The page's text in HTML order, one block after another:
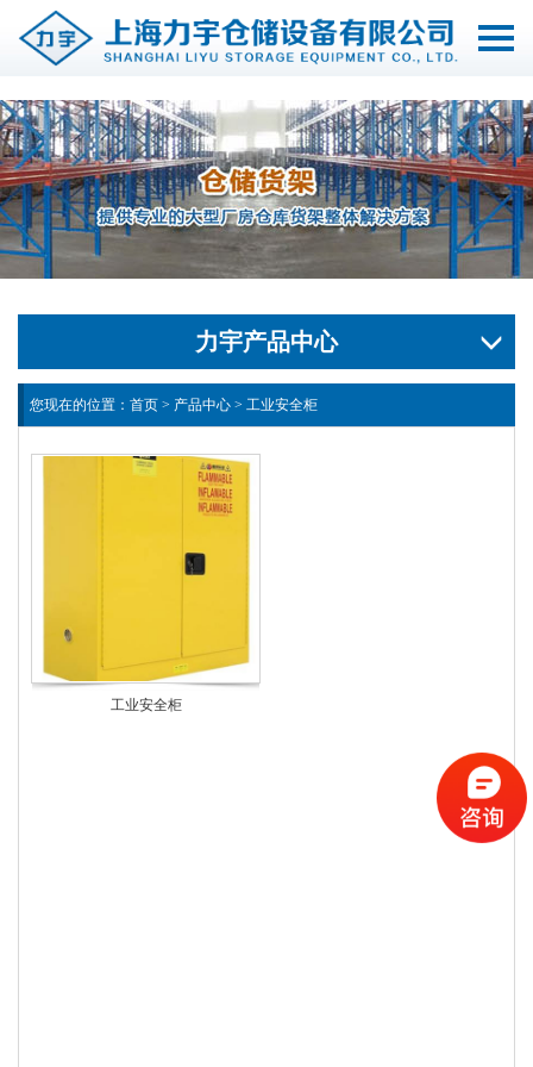
切
航
力宇产品中心
您现在的位置： 首页 > 产品中心 > 工业安全柜
工业安全柜